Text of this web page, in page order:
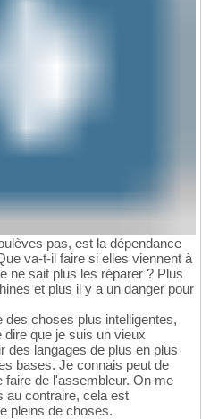
pas, est la dépendance
va-t-il faire si elles viennent à
ne sait plus les réparer ? Plus
et plus il y a un danger pour
choses plus intelligentes,
que je suis un vieux
des langages de plus en plus
bases. Je connais peut de
faire de l'assembleur. On me
au contraire, cela est
pleins de choses.